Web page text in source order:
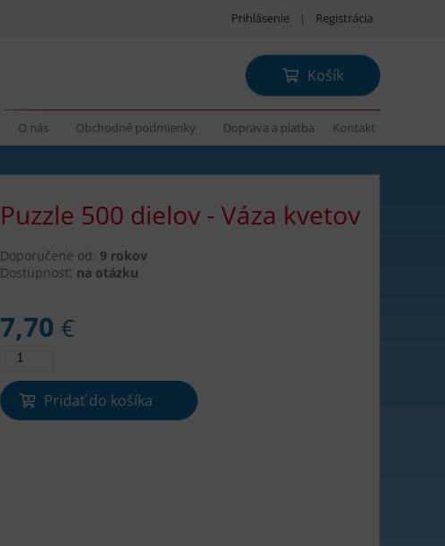
Prihlásenie | Registrácia
Košík
O nás Obchodné podmienky Doprava a platba Kontakt
Puzzle 500 dielov - Váza kvetov
Doporučené od: 9 rokov
Dostupnosť: na otázku
7,70€
Pridať do košíka